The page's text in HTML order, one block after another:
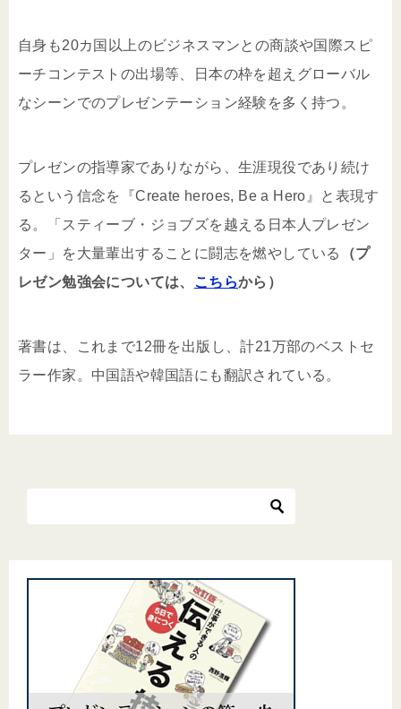
自身も20カ国以上のビジネスマンとの商談や国際スピ
ーチコンテストの出場等、日本の枠を超えグローバル
なシーンでのプレゼンテーション経験を多く持つ。
プレゼンの指導家でありながら、生涯現役であり続け
るという信念を『Create heroes, Be a Hero』と表現す
る。「スティーブ・ジョブズを越える日本人プレゼン
ター」を大量輩出することに闘志を燃やしている
（プ
レゼン勉強会については、 こちらから）
著書は、これまで12冊を出版し、計21万部のベストセ
ラー作家。中国語や韓国語にも翻訳されている。